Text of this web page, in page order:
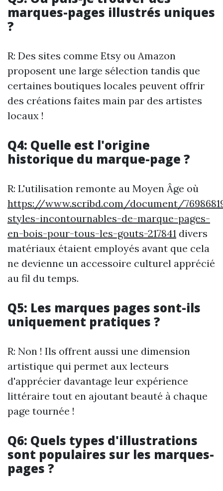
marques-pages illustrés uniques
?
R: Des sites comme Etsy ou Amazon
proposent une large sélection tandis que
certaines boutiques locales peuvent offrir
des créations faites main par des artistes
locaux !
Q4: Quelle est l'origine
historique du marque-page ?
R: L'utilisation remonte au Moyen Âge où
https://www.scribd.com/document/
styles-incontournables-de-marque-pages-
en-bois-pour-tous-les-gouts-217841 divers
matériaux étaient employés avant que cela
ne devienne un accessoire culturel apprécié
au fil du temps.
Q5: Les marques pages sont-ils
uniquement pratiques ?
R: Non ! Ils offrent aussi une dimension
artistique qui permet aux lecteurs
d'apprécier davantage leur expérience
littéraire tout en ajoutant beauté à chaque
page tournée !
Q6: Quels types d'illustrations
sont populaires sur les marques-
pages ?